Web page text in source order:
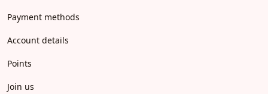
Payment methods
Account details
Points
Join us